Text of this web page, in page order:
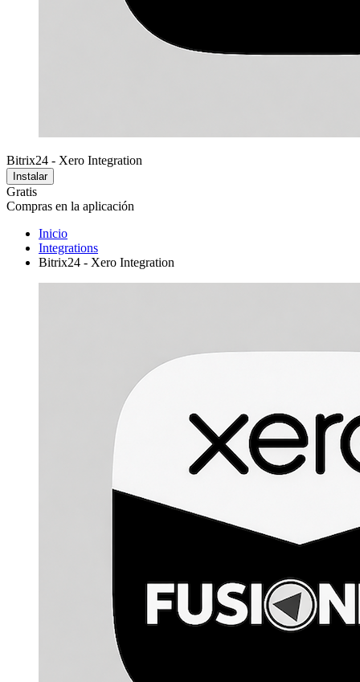
Bitrix24 - Xero Integration
Instalar
Gratis
Compras en la aplicación
Inicio
Integrations
Bitrix24 - Xero Integration